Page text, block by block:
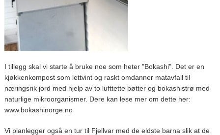
I tillegg skal vi starte å bruke noe som heter "Bokashi". Det er en
kjøkkenkompost som lettvint og raskt omdanner matavfall til
næringsrik jord med hjelp av to lufttette bøtter og bokashistrø med
naturlige mikroorganismer. Dere kan lese mer om dette her:
www.bokashinorge.no
Vi planlegger også en tur til Fjellvar med de eldste barna slik at de